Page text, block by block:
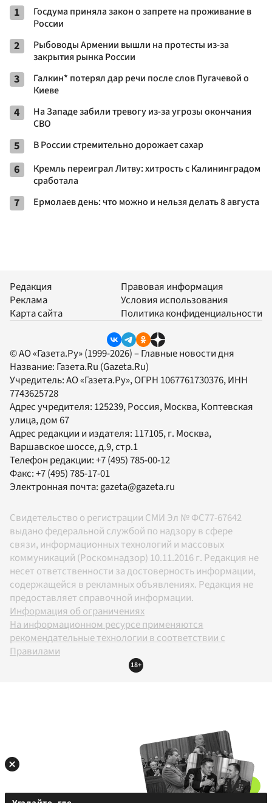
1
Госдума приняла закон о запрете на проживание в
России
2
Рыбоводы Армении вышли на протесты из-за
закрытия рынка России
3
Галкин* потерял дар речи после слов Пугачевой о
Киеве
4
На Западе забили тревогу из-за угрозы окончания
СВО
5 В России стремительно дорожает сахар
6
Кремль переиграл Литву: хитрость с Калининградом
сработала
7 Ермолаев день: что можно и нельзя делать 8 августа
Редакция
Реклама
Карта сайта
Правовая информация
Условия использования
Политика конфиденциальности
© АО «Газета.Ру» (1999-2026) – Главные новости дня
Название: Газета.Ru (Gazeta.Ru)
Учредитель:АО «Газета.Ру», ОГРН 1067761730376, ИНН
7743625728
Адрес учредителя: 125239, Россия, Москва, Коптевская
улица, дом 67
Адрес редакции и издателя: 117105, г. Москва,
Варшавское шоссе, д.9, стр.1
Телефон редакции:+7 (495) 785-00-12
Факс:+7 (495) 785-17-01
Электронная почта: gazeta@gazeta.ru
Свидетельство о регистрации СМИ Эл № ФС77-67642
выдано федеральной службой по надзору в сфере
связи, информационных технологий и массовых
коммуникаций (Роскомнадзор) 10.11.2016 г. Редакция не
несет ответственности за достоверность информации,
содержащейся в рекламных объявлениях. Редакция не
предоставляет справочной информации.
Информация об ограничениях
На информационном ресурсе применяются
рекомендательные технологии в соответствии с
Правилами
18+